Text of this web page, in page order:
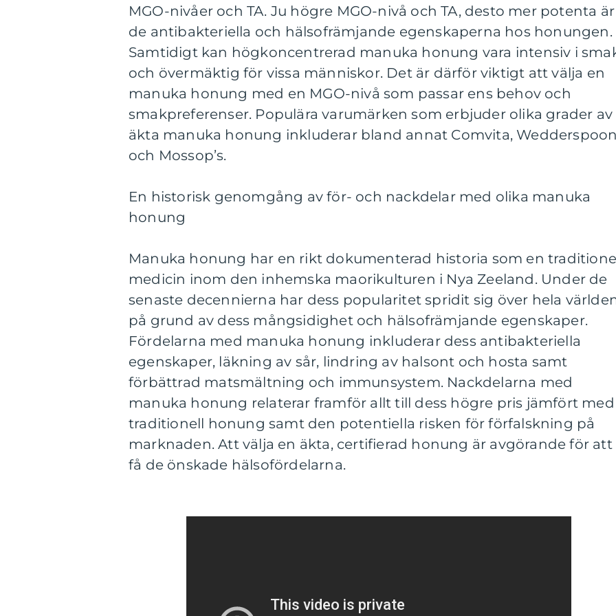
MGO-nivåer och TA. Ju högre MGO-nivå och TA, desto mer potenta är
de antibakteriella och hälsofrämjande egenskaperna hos honungen.
Samtidigt kan högkoncentrerad manuka honung vara intensiv i
och övermäktig för vissa människor. Det är därför viktigt att välja en
manuka honung med en MGO-nivå som passar ens behov och
smakpreferenser. Populära varumärken som erbjuder olika grader av
äkta manuka honung inkluderar bland annat Comvita, Wedderspoon
och Mossop’s.
En historisk genomgång av för- och nackdelar med olika manuka
honung
Manuka honung har en rikt dokumenterad historia som en
medicin inom den inhemska maorikulturen i Nya Zeeland. Under de
senaste decennierna har dess popularitet spridit sig över hela
på grund av dess mångsidighet och hälsofrämjande egenskaper.
Fördelarna med manuka honung inkluderar dess antibakteriella
egenskaper, läkning av sår, lindring av halsont och hosta samt
förbättrad matsmältning och immunsystem. Nackdelarna med
manuka honung relaterar framför allt till dess högre pris jämfört med
traditionell honung samt den potentiella risken för förfalskning på
marknaden. Att välja en äkta, certifierad honung är avgörande för att
få de önskade hälsofördelarna.